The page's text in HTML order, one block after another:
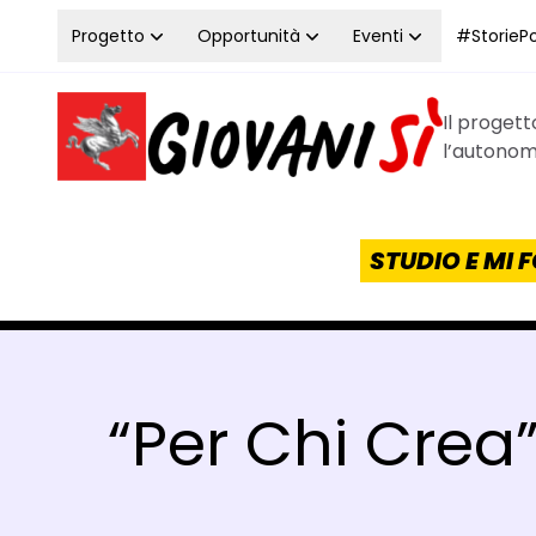
Vai al contenuto
Progetto Opportunità Eventi
Homepage Giovanisì - Progetto della Regione
Il
STUDIO E MI
“Per Chi